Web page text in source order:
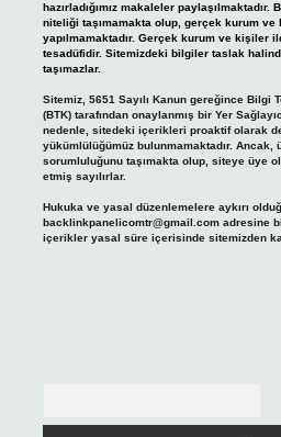
hazırladığımız makaleler
niteliği taşımamakta olup, gerçek kurum ve
yapılmamaktadır. Gerçek kurum ve kişiler
tesadüfidir. Sitemizdeki bilgiler taslak
taşımazlar.
Sitemiz, 5651 Sayılı Kanun gereğince Bilgi
(BTK) tarafından onaylanmış bir Yer
nedenle, sitedeki içerikleri proaktif olarak
yükümlülüğümüz bulunmamaktadır. Ancak,
sorumluluğunu taşımakta olup, siteye üye
etmiş sayılırlar.
Hukuka ve yasal düzenlemelere aykırı
backlinkpanelicomtr@gmail.comadresine
içerikler yasal süre içerisinde sitemizden